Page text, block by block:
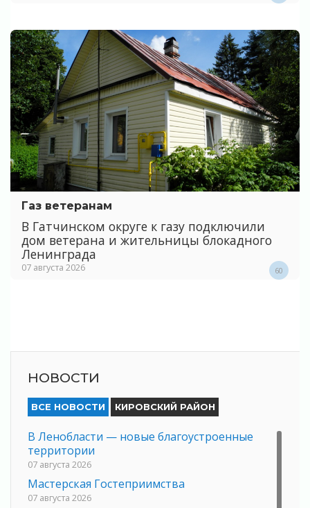
Газ ветеранам
В Гатчинском округе к газу подключили
дом ветерана и жительницы блокадного
Ленинграда
07 августа 2026 60
НОВОСТИ
ВСЕ НОВОСТИ КИРОВСКИЙ РАЙОН
В Ленобласти — новые благоустроенные
территории
07 августа 2026
Мастерская Гостеприимства
07 августа 2026